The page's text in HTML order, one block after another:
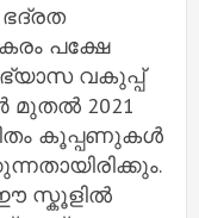
പക്ഷേ
വകുപ്പ്
മുതൽ 2021
കൂപ്പണുകൾ
സ്കൂളിൽ